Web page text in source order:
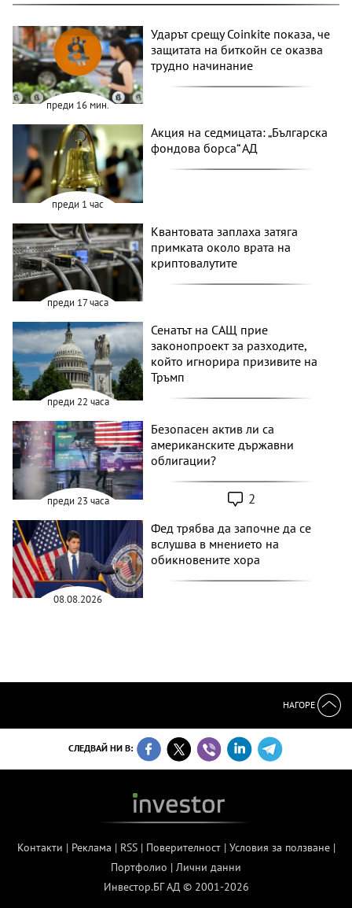
преди 16 мин.
Ударът срещу Coinkite показа, че
защитата на биткойн се оказва
трудно начинание
преди 1 час
Акция на седмицата: „Българска
фондова борса“ АД
преди 17 часа
Квантовата заплаха затяга
примката около врата на
криптовалутите
преди 22 часа
Сенатът на САЩ прие
законопроект за разходите,
който игнорира призивите на
Тръмп
преди 23 часа
Безопасен актив ли са
американските държавни
облигации?
2
08.08.2026
Фед трябва да започне да се
вслушва в мнението на
обикновените хора
НАГОРЕ
СЛЕДВАЙ НИ В:
Контакти | Реклама | RSS| Поверителност| Условия за ползване|
Портфолио | Лични данни
Инвестор.БГ АД © 2001-2026